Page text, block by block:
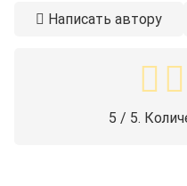
Написать автору
5 / 5.